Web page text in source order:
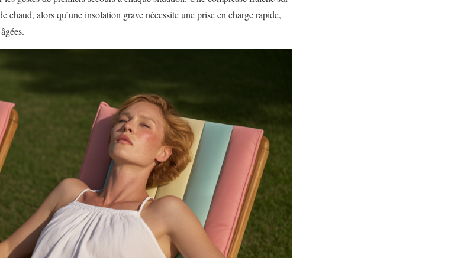
alors qu’une insolation grave nécessite une prise en charge rapide,